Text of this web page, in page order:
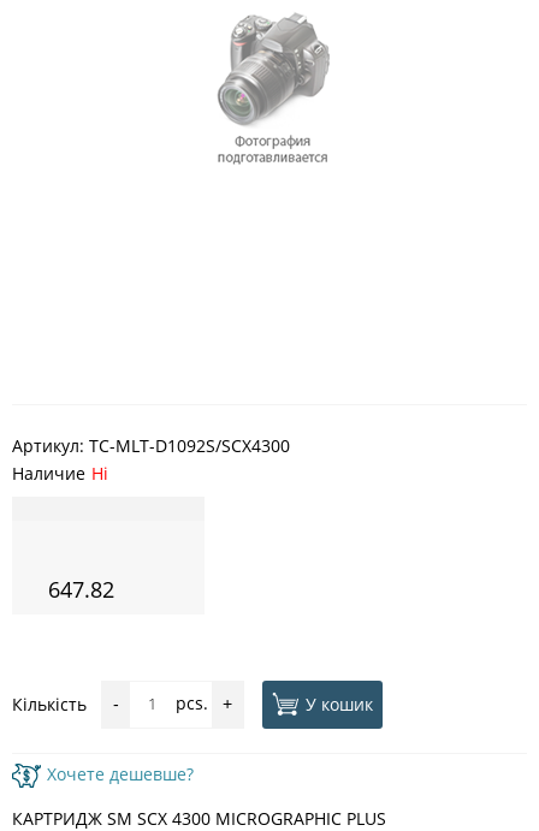
Артикул: TC-MLT-D1092S/SCX4300
Наличие Ні
647.82
Кількість - pcs. + У кошик
Хочете дешевше?
КАРТРИДЖ SM SCX 4300 MICROGRAPHIC PLUS